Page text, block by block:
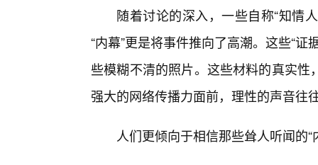
随着讨论的深入，一些自称“知情
“内幕”更是将事件推向了高潮。这些“
些模糊不清的照片。这些材料的真实
强大的网络传播力面前，理性的声音往
人们更倾向于相信那些耸人听闻的